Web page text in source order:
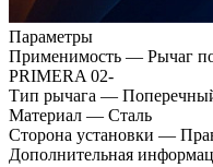
Параметры
Применимость — Рычаг
PRIMERA 02-
Тип рычага —
Материал — Сталь
Сторона установки —
Дополнительная